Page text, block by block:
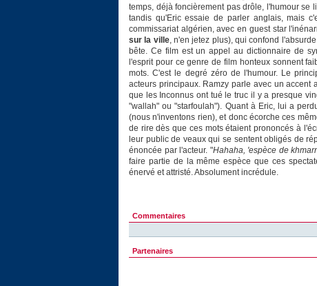
temps, déjà foncièrement pas drôle, l'humour se
tandis qu'Eric essaie de parler anglais, mais
commissariat algérien, avec en guest star
sur la ville, n'en jetez plus), qui confond
bête. Ce film est un appel au dictionnaire de
l'esprit pour ce genre de film honteux sonnent
mots. C'est le degré zéro de l'humour. Le
acteurs principaux. Ramzy parle avec un
que les Inconnus ont tué le truc il y a presque
"wallah" ou "starfoulah"). Quant à Eric, lui a
(nous n'inventons rien), et donc écorche ces
de rire dès que ces mots étaient prononcés à
leur public de veaux qui se sentent obligés de
énoncée par l'acteur. "Hahaha, 'espèce de
faire partie de la même espèce que ces
énervé et attristé. Absolument incrédule.
Commentaires
Partenaires